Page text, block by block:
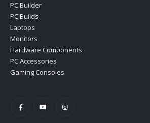
PC Builder
PC Builds
Laptops
Monitors
Hardware Components
PC Accessories
Gaming Consoles